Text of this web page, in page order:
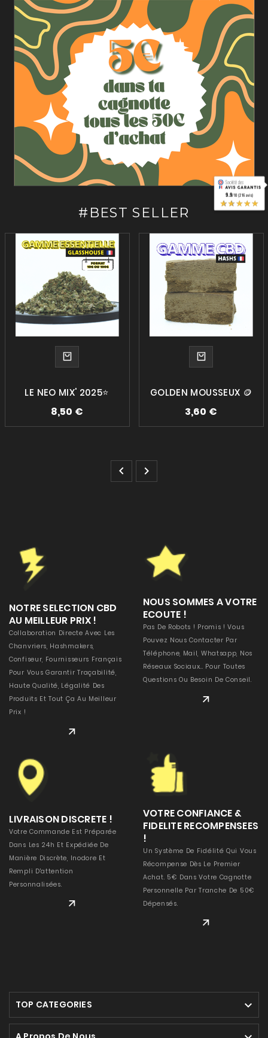
(15 avis)
#BEST SELLER
LE NEO MIX' 2025⭐
8,50 €
GOLDEN MOUSSEUX 🪙
3,60 €
 
NOTRE SELECTION CBD
AU MEILLEUR PRIX !
Collaboration Directe Avec Les
Chanvriers, Hashmakers,
Confiseur, Fournisseurs Français
Pour Vous Garantir Traçabilité,
Haute Qualité, Légalité Des
Produits Et Tout Ça Au Meilleur
Prix !
NOUS SOMMES A VOTRE
ECOUTE !
Pas De Robots ! Promis ! Vous
Pouvez Nous Contacter Par
Téléphone, Mail, Whatsapp, Nos
Réseaux Sociaux... Pour Toutes
Questions Ou Besoin De Conseil.
LIVRAISON DISCRETE !
Votre Commande Est Préparée
Dans Les 24h Et Expédiée De
Manière Discrète, Inodore Et
Rempli D'attention
Personnalisées.
VOTRE CONFIANCE &
FIDELITE RECOMPENSEES
!
Un Système De Fidélité Qui Vous
Récompense Dès Le Premier
Achat. 5€ Dans Votre Cagnotte
Personnelle Par Tranche De 50€
Dépensés.
TOP CATEGORIES 
9.9/10 (216 avis)
★★★★★